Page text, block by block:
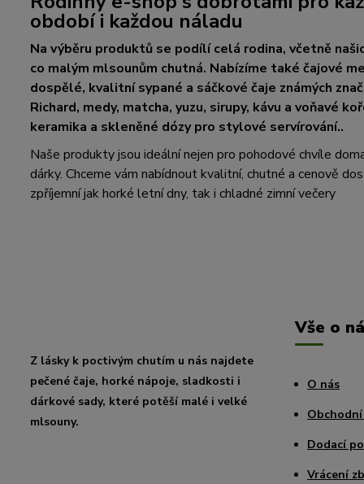
období i každou náladu
Na výběru produktů se podílí celá rodina, včetně
co malým mlsounům chutná. Nabízíme také čajové
dospělé, kvalitní sypané a sáčkové čaje známých
Richard, medy, matcha, yuzu, sirupy, kávu a voňavé
keramika a skleněné dózy pro stylové servírování..
Naše produkty jsou ideální nejen pro pohodové chvíle
dárky. Chceme vám nabídnout kvalitní, chutné a cenově
zpříjemní jak horké letní dny, tak i chladné zimní večery
Z lásky k poctivým chutím u nás najdete
pečené čaje, horké nápoje, sladkosti i
dárkové sady, které potěší malé i velké
mlsouny.
Vše o
O nás
Dodací
Vrácení